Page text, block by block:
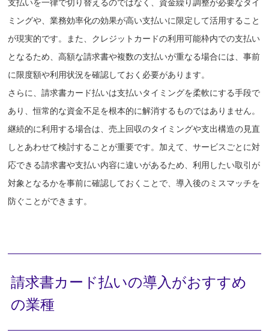
支払いを一律で切り替えるのではなく、資金繰り調整が必要なタイ
ミングや、業務効率化の効果が高い支払いに限定して活用すること
が現実的です。また、クレジットカードの利用可能枠内での支払い
となるため、高額な請求書や複数の支払いが重なる場合には、事前
に限度額や利用状況を確認しておく必要があります。
さらに、請求書カード払いは支払いタイミングを柔軟にする手段で
あり、恒常的な資金不足を根本的に解消するものではありません。
継続的に利用する場合は、売上回収のタイミングや支出構造の見直
しとあわせて検討することが重要です。加えて、サービスごとに対
応できる請求書や支払い内容に違いがあるため、利用したい取引が
対象となるかを事前に確認しておくことで、導入後のミスマッチを
防ぐことができます。
請求書カード払いの導入がおすすめ
の業種